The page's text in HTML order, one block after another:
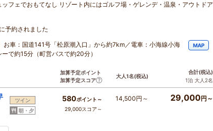
ッフェでおもてなし リゾート内にはゴルフ場・ゲレンデ・温泉・アウトドア
予約されました
お車：国道141号「松原潮入口」から約7km／電車：小海線小海
で約15分（町営バスで約20分）
MAP
加算予定ポイント
加算予定スコア
大人1名(税込)
合計(税込)
1泊 大人2名
ツイン
朝・夕
580ポイント～
29,000スコア～
14,500円～ 29,000円～